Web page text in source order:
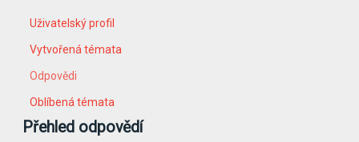
Uživatelský profil
Vytvořená témata
Odpovědi
Oblíbená témata
Přehled odpovědí